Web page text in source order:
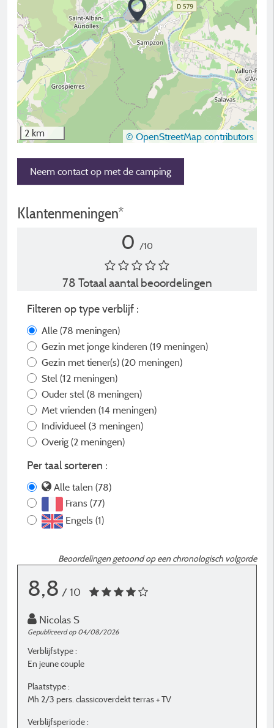
2 km © OpenStreetMap contributors
Neem contact op met de camping
Klantenmeningen*
0 /10
78 Totaal aantal beoordelingen
Filteren op type verblijf :
Alle (78 meningen)
Gezin met jonge kinderen (19 meningen)
Gezin met tiener(s) (20 meningen)
Stel (12 meningen)
Ouder stel (8 meningen)
Met vrienden (14 meningen)
Individueel (3 meningen)
Overig (2 meningen)
Per taal sorteren :
Alle talen (78)
Frans (77)
Engels (1)
Beoordelingen getoond op een chronologisch volgorde
8,8 / 10
Nicolas S
Gepubliceerd op 04/08/2026
Verblijfstype :
En jeune couple
Plaatstype :
Mh 2/3 pers. classicoverdekt terras + TV
Verblijfsperiode :